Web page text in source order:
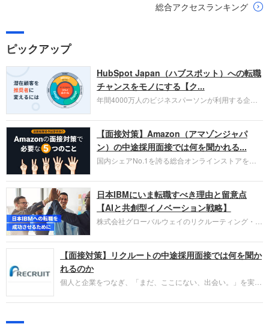
総合アクセスランキング
ピックアップ
HubSpot Japan（ハブスポット）への転職
チャンスをモノにする【ク...
年間4000万人のビジネスパーソンが利用する企業
お勧めするイチオシ企業をご紹介します。今回はク
ラウド型CRMプラットフォームを提供する
HubSpot Japan（ハブスポット・ジャパン）株式会
社です。採用面接対策の企業研究にご活用くださ
い。
【面接対策】Amazon（アマゾンジャパ
ン）の中途採用面接では何を聞かれる...
国内シェアNo.1を誇る総合オンラインストアを運
圧倒的な存在感を持つAmazon。中途採用面接では
過去の具体的な業務成果やリーダーシップの発揮、
失敗からの学びが重視され、人間性やカルチャーフ
ィットも評価対象となり、長期的に成長できる仲間
であるかを多角的に審査されます。
日本IBMにいま転職すべき理由と留意点
【AIと共創型イノベーション戦略】
株式会社グローバルウェイのリクルーティング・パ
パーソンが利用する企業口コミサイト「キャリコ
ネ」の転職エージェントがお勧めするイチオシ企業
IBMです。採用面接対策の企業研究にご活用くださ
い。
【面接対策】リクルートの中途採用面接では何を聞か
れるのか
個人と企業をつなぎ、「まだ、ここにない、出会い。」を実現
やこれまでの成果を具体的に問われるほか、「人間性」も評価